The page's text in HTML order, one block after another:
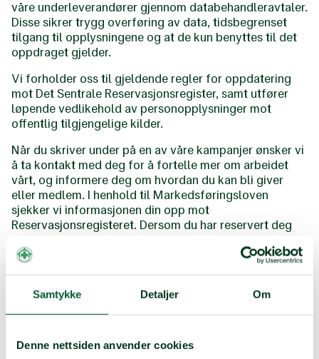
Samtykke Detaljer Om
Denne nettsiden anvender cookies
våre underleverandører gjennom databehandleravtaler.
Disse sikrer trygg overføring av data, tidsbegrenset
tilgang til opplysningene og at de kun benyttes til det
oppdraget gjelder.
Vi forholder oss til gjeldende regler for oppdatering
mot Det Sentrale Reservasjonsregister, samt utfører
løpende vedlikehold av personopplysninger mot
offentlig tilgjengelige kilder.
Når du skriver under på en av våre kampanjer ønsker vi
å ta kontakt med deg for å fortelle mer om arbeidet
vårt, og informere deg om hvordan du kan bli giver
eller medlem. I henhold til Markedsføringsloven
sjekker vi informasjonen din opp mot
Reservasjonsregisteret. Dersom du har reservert deg
deg, annet enn en e-post-kvittering for at du har
Behandlingsansvarlig
Behandlingsansvarlig er den som bestemmer formålet
med behandlingen av personopplysninger, og i Norsk